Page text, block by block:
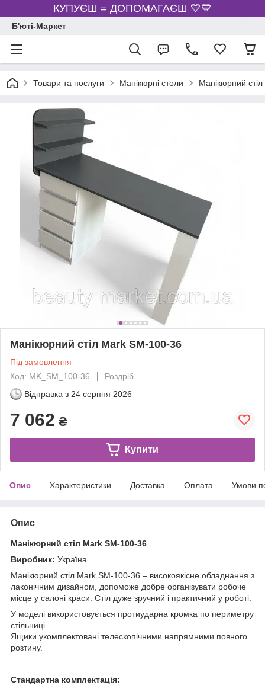
КУПУЄШ = ДОПОМАГАЄШ 💛💙
Б'юті-Маркет
Товари та послуги Манікюрні столи Манікюрний
Манікюрний стіл Mark SM-100-36
Під замовлення
Код: MK_SM_100-36
Роздріб
Відправка з 24 серпня 2026
7 062 ₴
Купити
Опис Характеристики Доставка Оплата Умови
Опис
Манікюрний стіл Mark SM-100-36
Виробник: Україна
Манікюрний стіл Mark SM-100-36 – високоякісне обладнання з
лаконічним дизайном, допоможе добре організувати робоче
місце у салоні краси. Стіл дуже зручний і практичний у роботі.
У моделі використовується протиударна кромка по периметру
стільниці.
Ящики укомплектовані телескопічними напрямними повного
розтину.
Стандартна комплектація: